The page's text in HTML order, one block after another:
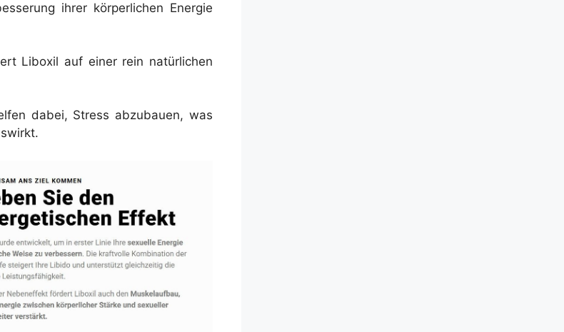
ihrer körperlichen Energie
Liboxil auf einer rein natürlichen
dabei, Stress abzubauen, was